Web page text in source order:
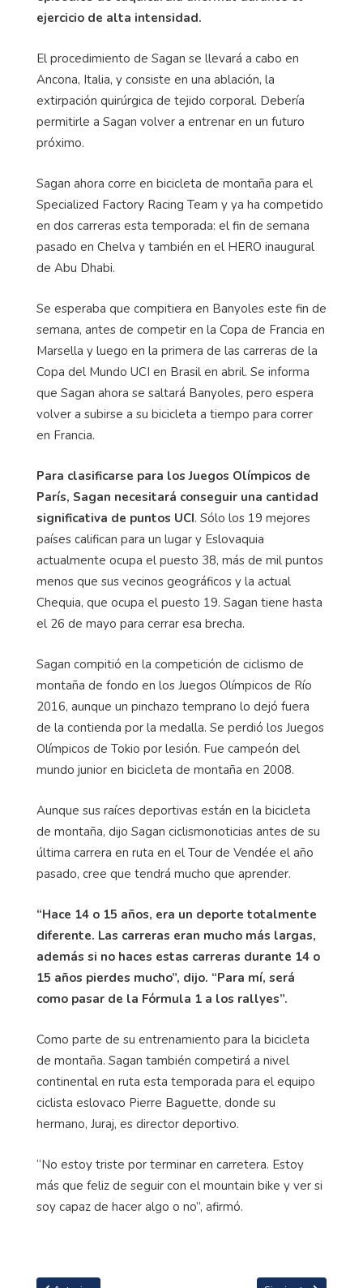
ejercicio de alta intensidad.
El procedimiento de Sagan se llevará a cabo en
Ancona, Italia, y consiste en una ablación, la
extirpación quirúrgica de tejido corporal. Debería
permitirle a Sagan volver a entrenar en un futuro
próximo.
Sagan ahora corre en bicicleta de montaña para el
Specialized Factory Racing Team y ya ha competido
en dos carreras esta temporada: el fin de semana
pasado en Chelva y también en el HERO inaugural
de Abu Dhabi.
Se esperaba que compitiera en Banyoles este fin de
semana, antes de competir en la Copa de Francia en
Marsella y luego en la primera de las carreras de la
Copa del Mundo UCI en Brasil en abril. Se informa
que Sagan ahora se saltará Banyoles, pero espera
volver a subirse a su bicicleta a tiempo para correr
en Francia.
Para clasificarse para los Juegos Olímpicos de
París, Sagan necesitará conseguir una cantidad
significativa de puntos UCI. Sólo los 19 mejores
países califican para un lugar y Eslovaquia
actualmente ocupa el puesto 38, más de mil puntos
menos que sus vecinos geográficos y la actual
Chequia, que ocupa el puesto 19. Sagan tiene hasta
el 26 de mayo para cerrar esa brecha.
Sagan compitió en la competición de ciclismo de
montaña de fondo en los Juegos Olímpicos de Río
2016, aunque un pinchazo temprano lo dejó fuera
de la contienda por la medalla. Se perdió los Juegos
Olímpicos de Tokio por lesión. Fue campeón del
mundo junior en bicicleta de montaña en 2008.
Aunque sus raíces deportivas están en la bicicleta
de montaña, dijo Sagan ciclismonoticias antes de su
última carrera en ruta en el Tour de Vendée el año
pasado, cree que tendrá mucho que aprender.
“Hace 14 o 15 años, era un deporte totalmente
diferente. Las carreras eran mucho más largas,
además si no haces estas carreras durante 14 o
15 años pierdes mucho”, dijo. “Para mí, será
como pasar de la Fórmula 1 a los rallyes”.
Como parte de su entrenamiento para la bicicleta
de montaña. Sagan también competirá a nivel
continental en ruta esta temporada para el equipo
ciclista eslovaco Pierre Baguette, donde su
hermano, Juraj, es director deportivo.
“No estoy triste por terminar en carretera. Estoy
más que feliz de seguir con el mountain bike y ver si
soy capaz de hacer algo o no”, afirmó.